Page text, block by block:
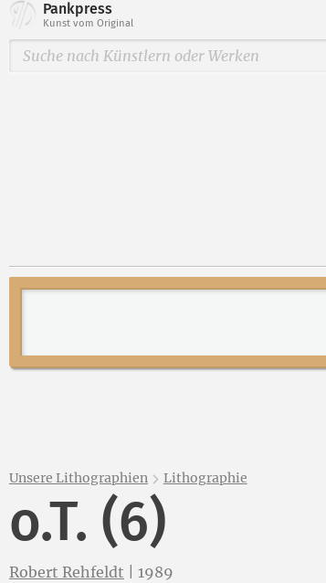
Pankpress
Kunst vom Original
Unsere Lithographien Lithographie
o.T. (6)
Robert Rehfeldt 1989